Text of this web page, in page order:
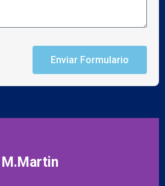
Enviar Formulario
M.Martin